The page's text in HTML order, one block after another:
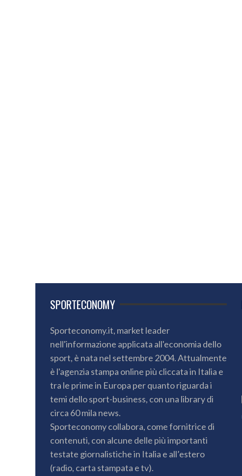
SPORTECONOMY
Sporteconomy.it, market leader
nell'informazione applicata all'economia dello
sport, è nata nel settembre 2004. Attualmente
è l'agenzia stampa online più cliccata in Italia e
tra le prime in Europa per quanto riguarda i
temi dello sport-business, con una library di
circa 60 mila news.
Sporteconomy collabora, come fornitrice di
contenuti, con alcune delle più importanti
testate giornalistiche in Italia e all’estero
(radio, carta stampata e tv).